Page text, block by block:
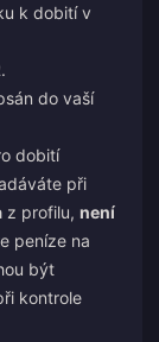
k dobití v
do vaší
dobití
při
z profilu, není
peníze na
být
kontrole